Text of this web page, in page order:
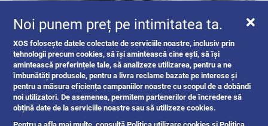
Masaj la domiciliu clientului și la hotel
masaj spa
Noi punem preț pe intimitatea ta.
XOS folosește datele colectate de serviciile noastre, inclusiv prin
tehnologii precum cookies, să își amintească cine ești, să își
amintească preferințele tale, să analizeze utilizarea, pentru a ne
îmbunătăți produsele, pentru a livra reclame bazate pe interese și
pentru a măsura eficiența campaniilor noastre cu scopul de a dobândi
noi utilizatori. De asemenea, permitem partenerilor de încredere să
obțină date de la serviciile noastre sau să utilizeze cookies.
Pentru a afla mai multe, consultăPolitica utilizare cookies șiPolitica